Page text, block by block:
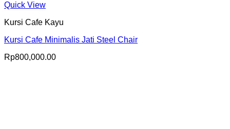
Quick View
Kursi Cafe Kayu
Kursi Cafe Minimalis Jati Steel Chair
Rp800,000.00